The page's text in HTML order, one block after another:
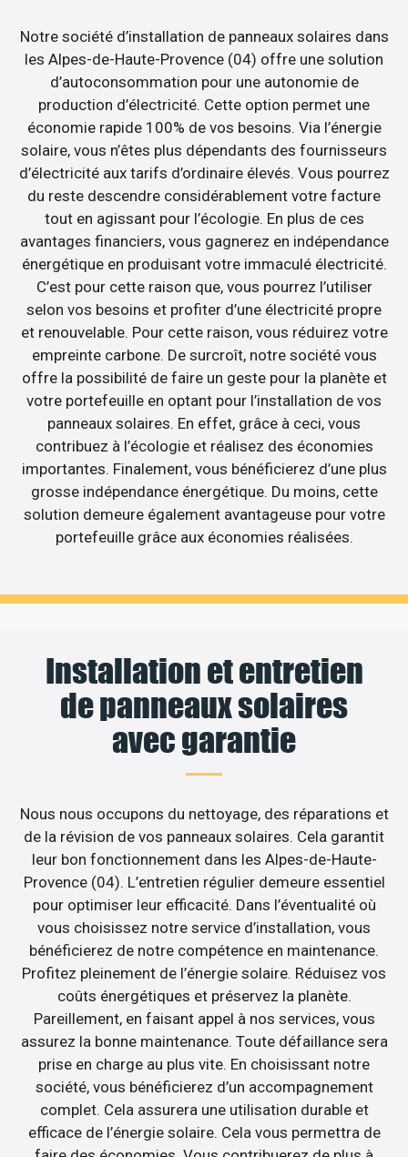
Notre société d’installation de panneaux solaires dans
les Alpes-de-Haute-Provence (04) offre une solution
d’autoconsommation pour une autonomie de
production d’électricité. Cette option permet une
économie rapide 100% de vos besoins. Via l’énergie
solaire, vous n’êtes plus dépendants des fournisseurs
d’électricité aux tarifs d’ordinaire élevés. Vous pourrez
du reste descendre considérablement votre facture
tout en agissant pour l’écologie. En plus de ces
avantages financiers, vous gagnerez en indépendance
énergétique en produisant votre immaculé électricité.
C’est pour cette raison que, vous pourrez l’utiliser
selon vos besoins et profiter d’une électricité propre
et renouvelable. Pour cette raison, vous réduirez votre
empreinte carbone. De surcroît, notre société vous
offre la possibilité de faire un geste pour la planète et
votre portefeuille en optant pour l’installation de vos
panneaux solaires. En effet, grâce à ceci, vous
contribuez à l’écologie et réalisez des économies
importantes. Finalement, vous bénéficierez d’une plus
grosse indépendance énergétique. Du moins, cette
solution demeure également avantageuse pour votre
portefeuille grâce aux économies réalisées.
Installation et entretien
de panneaux solaires
avec garantie
Nous nous occupons du nettoyage, des réparations et
de la révision de vos panneaux solaires. Cela garantit
leur bon fonctionnement dans les Alpes-de-Haute-
Provence (04). L’entretien régulier demeure essentiel
pour optimiser leur efficacité. Dans l’éventualité où
vous choisissez notre service d’installation, vous
bénéficierez de notre compétence en maintenance.
Profitez pleinement de l’énergie solaire. Réduisez vos
coûts énergétiques et préservez la planète.
Pareillement, en faisant appel à nos services, vous
assurez la bonne maintenance. Toute défaillance sera
prise en charge au plus vite. En choisissant notre
société, vous bénéficierez d’un accompagnement
complet. Cela assurera une utilisation durable et
efficace de l’énergie solaire. Cela vous permettra de